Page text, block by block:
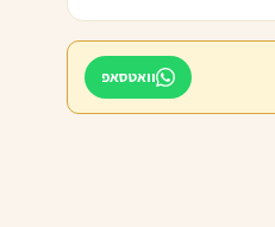
וואטסאפ